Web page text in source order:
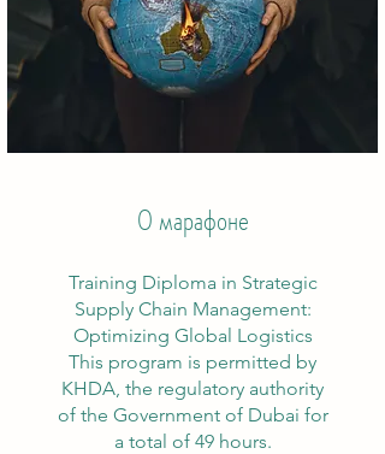
О марафоне
Training Diploma in Strategic
Supply Chain Management:
Optimizing Global Logistics
This program is permitted by
KHDA, the regulatory authority
of the Government of Dubai for
a total of 49 hours.